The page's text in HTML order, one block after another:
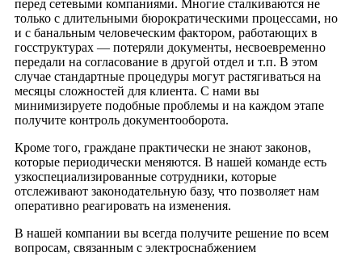
перед сетевыми компаниями. Многие сталкиваются не
только с длительными бюрократическими процессами, но
и с банальным человеческим фактором, работающих в
госструктурах — потеряли документы, несвоевременно
передали на согласование в другой отдел и т.п. В этом
случае стандартные процедуры могут растягиваться на
месяцы сложностей для клиента. С нами вы
минимизируете подобные проблемы и на каждом этапе
получите контроль документооборота.
Кроме того, граждане практически не знают законов,
которые периодически меняются. В нашей команде есть
узкоспециализированные сотрудники, которые
отслеживают законодательную базу, что позволяет нам
оперативно реагировать на изменения.
В нашей компании вы всегда получите решение по всем
вопросам, связанным с электроснабжением